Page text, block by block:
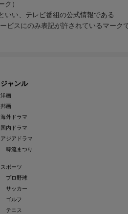
ク）
いい、テレビ番組の公式情報である
ビスにのみ表記が許されているマーク
ジャンル
洋画
邦画
海外ドラマ
国内ドラマ
アジアドラマ
韓流まつり
スポーツ
プロ野球
サッカー
ゴルフ
テニス